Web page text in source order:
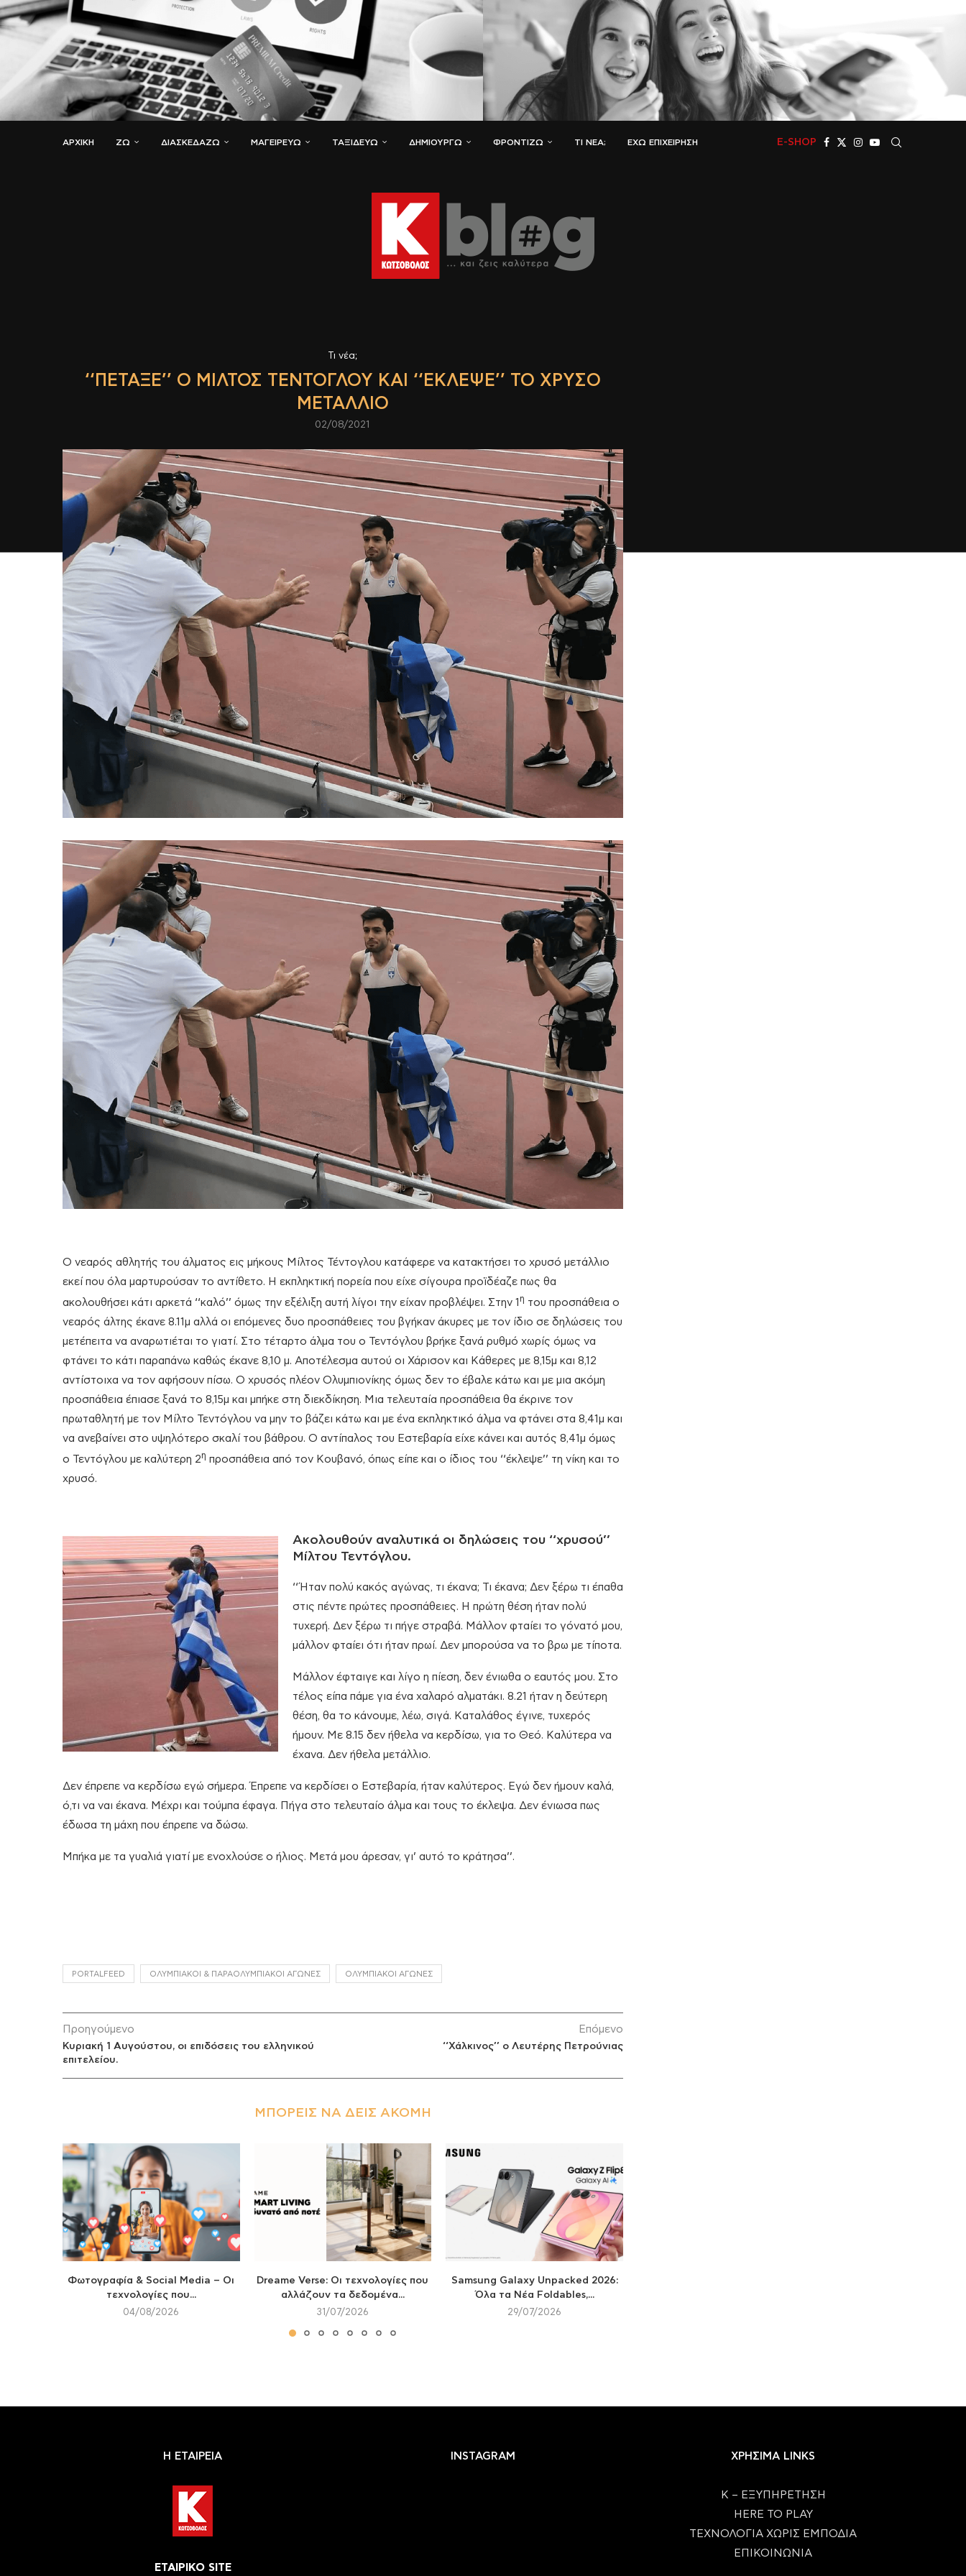
ΑΡΧΙΚΗ ΖΏ ΔΙΑΣΚΕΔΆΖΩ ΜΑΓΕΙΡΕΎΩ ΤΑΞΙΔΕΎΩ ΔΗΜΙΟΥΡΓΏ ΦΡΟΝΤΊΖΩ ΤΙ ΝΈΑ; ΈΧΩ ΕΠΙΧΕΊΡΗΣΗ E-SHOP
Τι νέα;
‘‘ΠΈΤΑΞΕ’’ Ο ΜΊΛΤΟΣ ΤΕΝΤΌΓΛΟΥ ΚΑΙ ‘‘ΈΚΛΕΨΕ’’ ΤΟ ΧΡΥΣΌ
ΜΕΤΆΛΛΙΟ
02/08/2021
Ο νεαρός αθλητής του άλματος εις μήκους Μίλτος Τέντογλου κατάφερε να κατακτήσει το χρυσό μετάλλιο
εκεί που όλα μαρτυρούσαν το αντίθετο. Η εκπληκτική πορεία που είχε σίγουρα προϊδέαζε πως θα
ακολουθήσει κάτι αρκετά ‘‘καλό’’ όμως την εξέλιξη αυτή λίγοι την είχαν προβλέψει. Στην 1 η του προσπάθεια ο
νεαρός άλτης έκανε 8.11μ αλλά οι επόμενες δυο προσπάθειες του βγήκαν άκυρες με τον ίδιο σε δηλώσεις του
μετέπειτα να αναρωτιέται το γιατί. Στο τέταρτο άλμα του ο Τεντόγλου βρήκε ξανά ρυθμό χωρίς όμως να
φτάνει το κάτι παραπάνω καθώς έκανε 8,10 μ. Αποτέλεσμα αυτού οι Χάρισον και Κάθερες με 8,15μ και 8,12
αντίστοιχα να τον αφήσουν πίσω. Ο χρυσός πλέον Ολυμπιονίκης όμως δεν το έβαλε κάτω και με μια ακόμη
προσπάθεια έπιασε ξανά το 8,15μ και μπήκε στη διεκδίκηση. Μια τελευταία προσπάθεια θα έκρινε τον
πρωταθλητή με τον Μίλτο Τεντόγλου να μην το βάζει κάτω και με ένα εκπληκτικό άλμα να φτάνει στα 8,41μ και
να ανεβαίνει στο υψηλότερο σκαλί του βάθρου. Ο αντίπαλος του Εστεβαρία είχε κάνει και αυτός 8,41μ όμως
ο Τεντόγλου με καλύτερη 2η προσπάθεια από τον Κουβανό, όπως είπε και ο ίδιος του ‘‘έκλεψε’’ τη νίκη και το
χρυσό.
Ακολουθούν αναλυτικά οι δηλώσεις του ‘‘χρυσού’’
Μίλτου Τεντόγλου.
‘‘Ήταν πολύ κακός αγώνας, τι έκανα; Τι έκανα; Δεν ξέρω τι έπαθα
στις πέντε πρώτες προσπάθειες. Η πρώτη θέση ήταν πολύ
τυχερή. Δεν ξέρω τι πήγε στραβά. Μάλλον φταίει το γόνατό μου,
μάλλον φταίει ότι ήταν πρωί. Δεν μπορούσα να το βρω με τίποτα.
Μάλλον έφταιγε και λίγο η πίεση, δεν ένιωθα ο εαυτός μου. Στο
τέλος είπα πάμε για ένα χαλαρό αλματάκι. 8.21 ήταν η δεύτερη
θέση, θα το κάνουμε, λέω, σιγά. Καταλάθος έγινε, τυχερός
ήμουν. Με 8.15 δεν ήθελα να κερδίσω, για το Θεό. Καλύτερα να
έχανα. Δεν ήθελα μετάλλιο.
Δεν έπρεπε να κερδίσω εγώ σήμερα. Έπρεπε να κερδίσει ο Εστεβαρία, ήταν καλύτερος. Εγώ δεν ήμουν καλά,
ό,τι να ναι έκανα. Μέχρι και τούμπα έφαγα. Πήγα στο τελευταίο άλμα και τους το έκλεψα. Δεν ένιωσα πως
έδωσα τη μάχη που έπρεπε να δώσω.
Μπήκα με τα γυαλιά γιατί με ενοχλούσε ο ήλιος. Μετά μου άρεσαν, γι’ αυτό το κράτησα’’.
PORTALFEED ΟΛΥΜΠΙΑΚΟΊ & ΠΑΡΑΟΛΥΜΠΙΑΚΟΊ ΑΓΏΝΕΣ ΟΛΥΜΠΙΑΚΟΊ ΑΓΏΝΕΣ
Προηγούμενο
Κυριακή 1 Αυγούστου, οι επιδόσεις του ελληνικού
επιτελείου.
Επόμενο
‘‘Χάλκινος’’ ο Λευτέρης Πετρούνιας
ΜΠΟΡΕΊΣ ΝΑ ΔΕΙΣ ΑΚΌΜΗ
Φωτογραφία & Social Media – Οι
τεχνολογίες που...
04/08/2026
Dreame Verse: Οι τεχνολογίες που
αλλάζουν τα δεδομένα...
31/07/2026
Samsung Galaxy Unpacked 2026:
Όλα τα Νέα Foldables,...
29/07/2026
Η ΕΤΑΙΡΕΙΑ
ΕΤΑΙΡΙΚΟ SITE
INSTAGRAM ΧΡΗΣΙΜΑ LINKS
Κ – ΕΞΥΠΗΡΕΤΗΣΗ
HERE TO PLAY
ΤΕΧΝΟΛΟΓΙΑ ΧΩΡΙΣ ΕΜΠΟΔΙΑ
ΕΠΙΚΟΙΝΩΝΙΑ